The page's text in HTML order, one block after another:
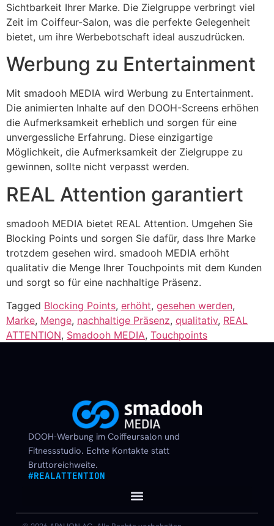
Sichtbarkeit Ihrer Marke. Die Zielgruppe verbringt viel
Zeit im Coiffeur-Salon, was die perfekte Gelegenheit
bietet, um ihre Werbebotschaft ideal auszudrücken.
Werbung zu Entertainment
Mit smadooh MEDIA wird Werbung zu Entertainment.
Die animierten Inhalte auf den DOOH-Screens erhöhen
die Aufmerksamkeit erheblich und sorgen für eine
unvergessliche Erfahrung. Diese einzigartige
Möglichkeit, die Aufmerksamkeit der Zielgruppe zu
gewinnen, sollte nicht verpasst werden.
REAL Attention garantiert
smadooh MEDIA bietet REAL Attention. Umgehen Sie
Blocking Points und sorgen Sie dafür, dass Ihre Marke
trotzdem gesehen wird. smadooh MEDIA erhöht
qualitativ die Menge Ihrer Touchpoints mit dem Kunden
und sorgt so für eine nachhaltige Präsenz.
Tagged Blocking Points, erhöht, gesehen werden,
Marke, Menge, nachhaltige Präsenz, qualitativ, REAL
ATTENTION, Smadooh MEDIA, Touchpoints
DOOH-Werbung im Coiffeursalon und
Fitnessstudio. Echte Kontakte statt
Bruttoreichweite.
#REALATTENTION